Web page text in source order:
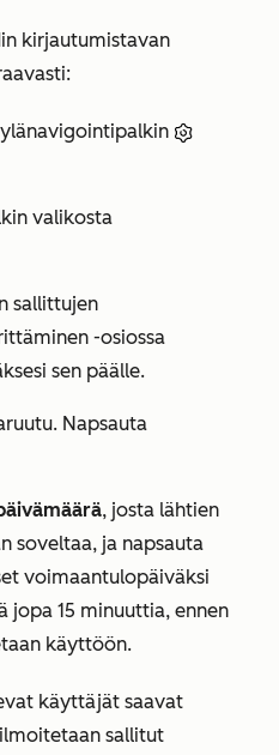
kirjautumistavan
valikosta
sallittujen
-osiossa
sen päälle.
Napsauta
, josta lähtien
soveltaa, ja napsauta
voimaantulopäiväksi
jopa 15 minuuttia, ennen
käyttöön.
käyttäjät saavat
sallitut